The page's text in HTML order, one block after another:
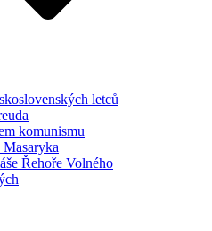
letců
komunismu
Řehoře Volného